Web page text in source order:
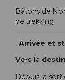
Bâtons de
de trekking
Arrivée et
Vers la
Depuis la